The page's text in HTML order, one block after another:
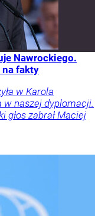
Nawrockiego.
na fakty
w Karola
w naszej dyplomacji.
głos zabrał Maciej